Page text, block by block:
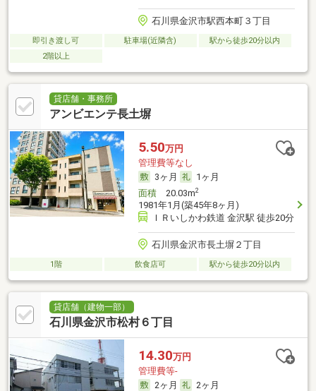
石川県金沢市駅西本町３丁目
即引き渡し可 駐車場(近隣含)
駅から徒歩20分以内
2階以上
貸店舗・事務所
アンビエンテ長土塀
5.50万円
管理費等なし
3ヶ月
1ヶ月
面積20.03m2
1981年1月(築45年8ヶ月)
ＩＲいしかわ鉄道 金沢駅 徒歩20分
石川県金沢市長土塀２丁目
1階 飲食店可 駅から徒歩20分以内
貸店舗（建物一部）
石川県金沢市松村６丁目
14.30万円
管理費等-
2ヶ月
2ヶ月